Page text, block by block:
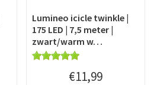
Lumineo icicle twinkle |
175 LED | 7,5 meter |
zwart/warm w…
€11,99